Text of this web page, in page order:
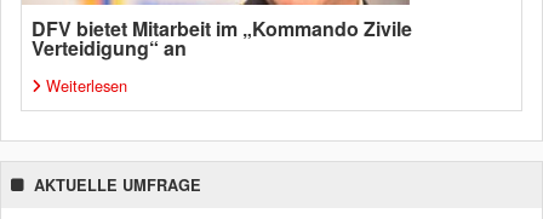
DFV bietet Mitarbeit im „Kommando Zivile
Verteidigung“ an
Weiterlesen
AKTUELLE UMFRAGE